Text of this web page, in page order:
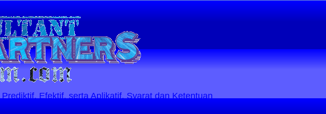
Efektif, serta Aplikatif. Syarat dan Ketentuan